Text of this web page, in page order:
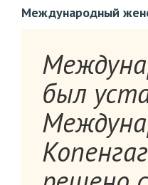
Международный
был